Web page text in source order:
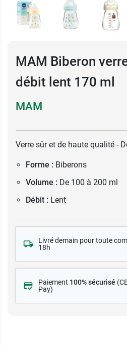
MAM Biberon
débit lent 170 ml
MAM
Verre sûr et de haute qualité -
Forme : Biberons
Volume : De 100 à 200 ml
Débit : Lent
Livré demain pour toute
18h
Paiement 100% sécurisé
Pay)